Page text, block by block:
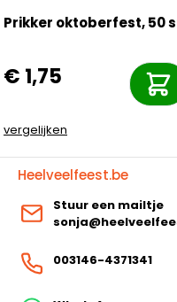
Prikker oktoberfest, 50
€ 1,75
vergelijken
Heelveelfeest.be
Stuur een mailtje
003146-4371341